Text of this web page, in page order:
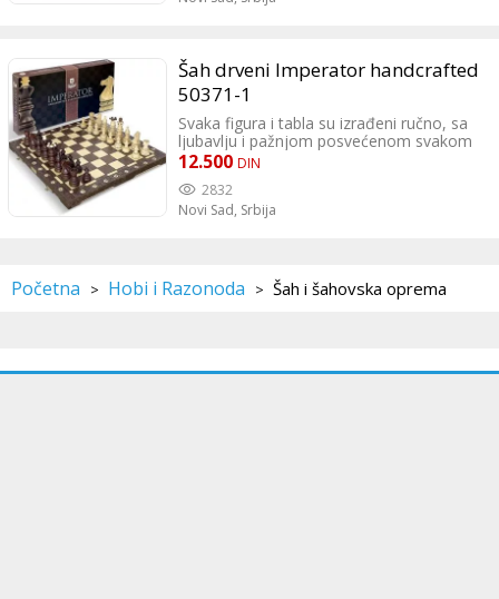
Šah drveni Imperator handcrafted
50371-1
Svaka figura i tabla su izrađeni ručno, sa
ljubavlju i pažnjom posvećenom svakom
detalju, što čini svaku garnituru
izrađena od najfinijih drvenih materijala,
pružajući izuzetnu trajnost i eleganciju,
12.500 DIN
2832
Novi Sad, Srbija
Početna > Hobi i Razonoda > Šah i šahovska oprema